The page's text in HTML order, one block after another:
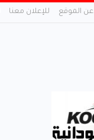
عن الموقع للإعلان معنا